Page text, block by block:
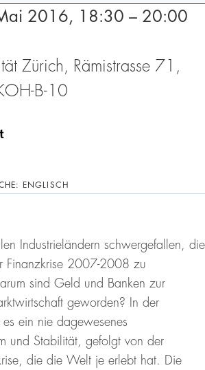
2016, 18:30 – 20:00
Zürich, Rämistrasse 71,
B-10
ENGLISCH
Industrieländern schwergefallen, die
Finanzkrise 2007-2008 zu
sind Geld und Banken zur
geworden? In der
ein nie dagewesenes
und Stabilität, gefolgt von der
die die Welt je erlebt hat. Die